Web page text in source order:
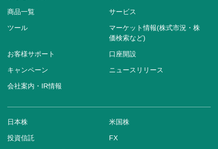
商品一覧 サービス
ツール
マーケット情報(株式市況・株
価検索など)
お客様サポート 口座開設
キャンペーン ニュースリリース
会社案内・IR情報
日本株 米国株
投資信託 FX